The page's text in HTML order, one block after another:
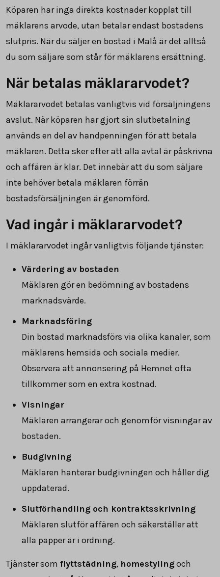
Köparen har inga direkta kostnader kopplat till
mäklarens arvode, utan betalar endast bostadens
slutpris. När du säljer en bostad i Malå är det alltså
du som säljare som står för mäklarens ersättning.
När betalas mäklararvodet?
Mäklararvodet betalas vanligtvis vid försäljningens
avslut. När köparen har gjort sin slutbetalning
används en del av handpenningen för att betala
mäklaren. Detta sker efter att alla avtal är påskrivna
och affären är klar. Det innebär att du som säljare
inte behöver betala mäklaren förrän
bostadsförsäljningen är genomförd.
Vad ingår i mäklararvodet?
I mäklararvodet ingår vanligtvis följande tjänster:
Värdering av bostaden
Mäklaren gör en bedömning av bostadens
marknadsvärde.
Marknadsföring
Din bostad marknadsförs via olika kanaler, som
mäklarens hemsida och sociala medier.
Observera att annonsering på Hemnet ofta
tillkommer som en extra kostnad.
Visningar
Mäklaren arrangerar och genomför visningar av
bostaden.
Budgivning
Mäklaren hanterar budgivningen och håller dig
uppdaterad.
Slutförhandling och kontraktsskrivning
Mäklaren slutför affären och säkerställer att
alla papper är i ordning.
Tjänster som flyttstädning, homestylingoch